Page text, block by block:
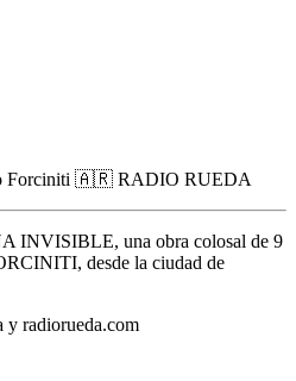
Forciniti 🇦🇷 RADIO RUEDA
INVISIBLE, una obra colosal de 9
desde la ciudad de
y radiorueda.com